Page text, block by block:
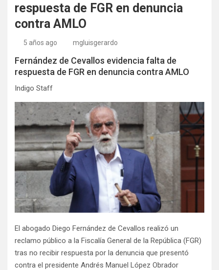
respuesta de FGR en denuncia
contra AMLO
5 años ago mgluisgerardo
Fernández de Cevallos evidencia falta de
respuesta de FGR en denuncia contra AMLO
Indigo Staff
El abogado Diego Fernández de Cevallos realizó un
reclamo público a la Fiscalía General de la República (FGR)
tras no recibir respuesta por la denuncia que presentó
contra el presidente Andrés Manuel López Obrador